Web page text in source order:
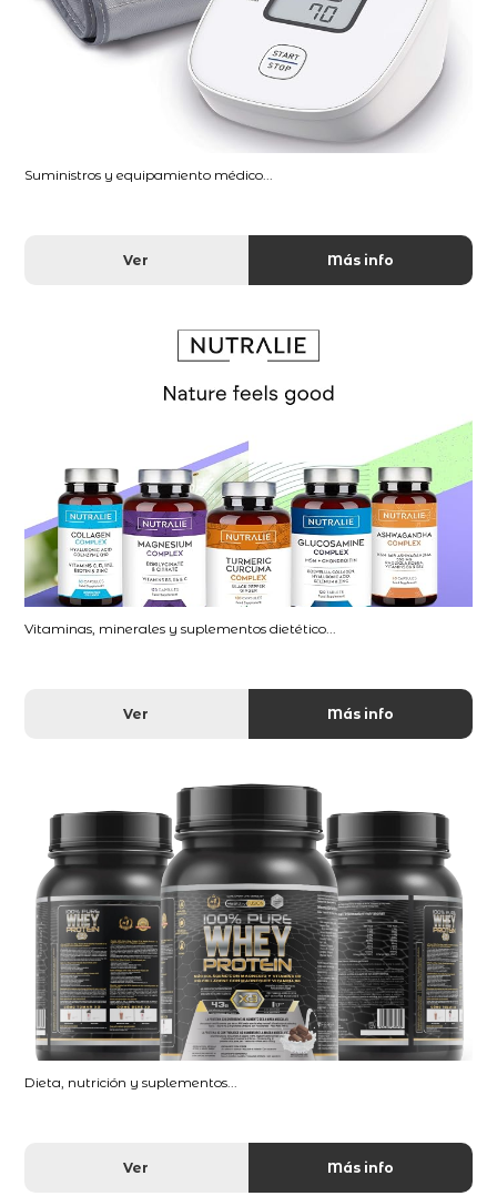
Suministros y equipamiento médico...
Ver Más info
Vitaminas, minerales y suplementos dietético...
Ver Más info
Dieta, nutrición y suplementos...
Ver Más info